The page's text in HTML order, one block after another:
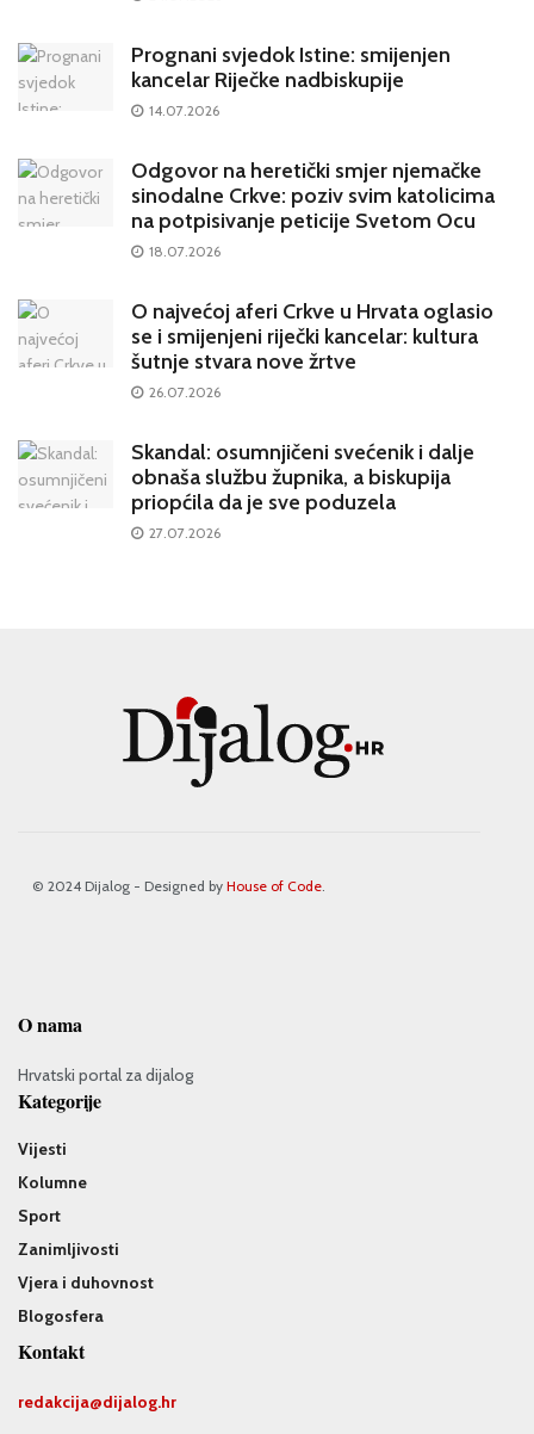
Prognani svjedok Istine: smijenjen
kancelar Riječke nadbiskupije
14.07.2026
Odgovor na heretički smjer njemačke
sinodalne Crkve: poziv svim katolicima
na potpisivanje peticije Svetom Ocu
18.07.2026
O najvećoj aferi Crkve u Hrvata oglasio
se i smijenjeni riječki kancelar: kultura
šutnje stvara nove žrtve
26.07.2026
Skandal: osumnjičeni svećenik i dalje
obnaša službu župnika, a biskupija
priopćila da je sve poduzela
27.07.2026
© 2024 Dijalog - Designed by House of Code
O nama
Hrvatski portal za dijalog
Kategorije
Vijesti
Kolumne
Sport
Zanimljivosti
Vjera i duhovnost
Blogosfera
Kontakt
redakcija@dijalog.hr